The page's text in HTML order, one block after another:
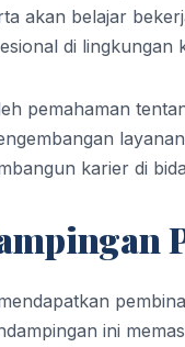
akan belajar
di lingkungan
pemahaman
karier di
ini